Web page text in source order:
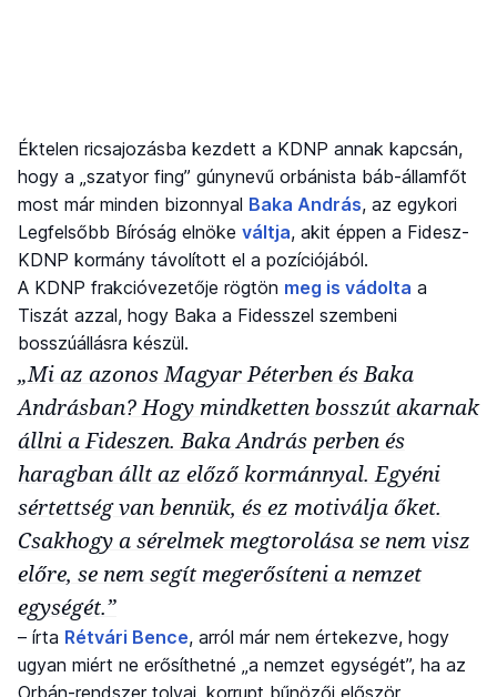
Éktelen ricsajozásba kezdett a KDNP annak kapcsán,
hogy a „szatyor fing” gúnynevű orbánista báb-államfőt
most már minden bizonnyal Baka András, az egykori
Legfelsőbb Bíróság elnöke váltja, akit éppen a Fidesz-
KDNP kormány távolított el a pozíciójából.
A KDNP frakcióvezetője rögtön meg is vádolta a
Tiszát azzal, hogy Baka a Fidesszel szembeni
bosszúállásra készül.
„Mi az azonos Magyar Péterben és Baka
Andrásban? Hogy mindketten bosszút akarnak
állni a Fideszen. Baka András perben és
haragban állt az előző kormánnyal. Egyéni
sértettség van bennük, és ez motiválja őket.
Csakhogy a sérelmek megtorolása se nem visz
előre, se nem segít megerősíteni a nemzet
egységét.”
– írta Rétvári Bence, arról már nem értekezve, hogy
ugyan miért ne erősíthetné „a nemzet egységét”, ha az